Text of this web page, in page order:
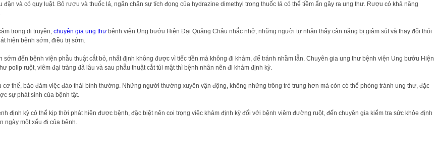
và có quy luật. Bỏ rượu và thuốc lá, ngăn chặn sự tích đọng của hydrazine dimethyl trong thuốc lá có thể tiềm ẩn gây ra ung thư. Rượu có khả năng
trong di truyền; chuyên gia ung thư bệnh viện Ung bướu Hiện Đại Quảng Châu nhắc nhở, những người tự nhận thấy cân nặng bị giảm sút và thay đổi thói
hiện bệnh sớm, điều trị sớm.
đến bệnh viện phẫu thuật cắt bỏ, nhất định không được vì tiếc tiền mà không đi khám, để tránh nhầm lẫn. Chuyên gia ung thư bệnh viện Ung bướu Hiện
ruột, viêm đại tràng đã lâu và sau phẫu thuật cắt túi mật thì bệnh nhân nên đi khám định kỳ.
thể, bảo đảm việc đào thải bình thường. Những người thường xuyên vận động, không những trông trẻ trung hơn mà còn có thể phòng tránh ung thư, đặc
sự phát sinh của bệnh tật.
định kỳ có thể kịp thời phát hiện được bệnh, đặc biệt nên coi trọng việc khám định kỳ đối với bệnh viêm đường ruột, đến chuyên gia kiểm tra sức khỏe định
ngày một xấu đi của bệnh.